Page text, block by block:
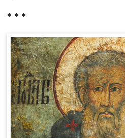
* * *